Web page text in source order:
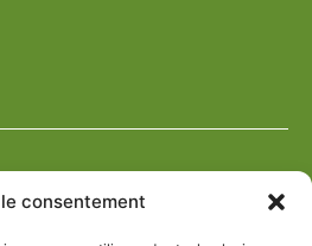
consentement